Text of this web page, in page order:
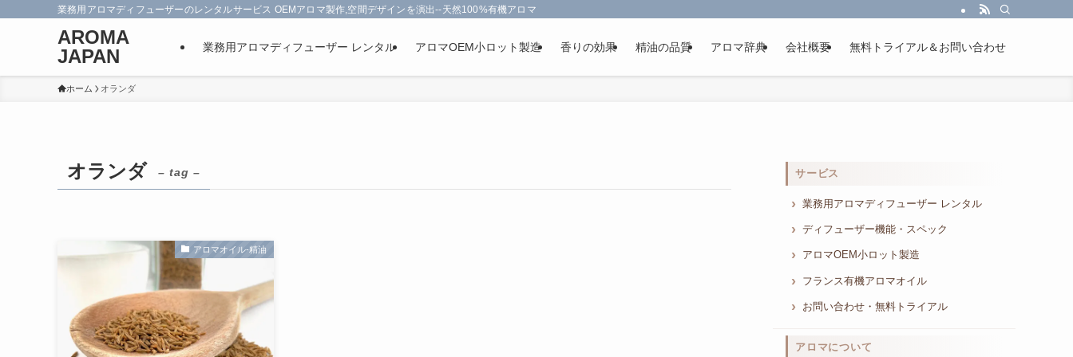
業務用アロマディフューザーのレンタルサービス OEMアロマ製作,空間デザインを演出--天然100%有機アロマオイルを使用-フランス政府認定
AROMA
JAPAN
業務用アロマディフューザー レンタル アロマOEM小ロット製造 香りの効果 精油の品質 アロマ辞典 会社概要 無料トライアル＆お問い合わせ
ホーム オランダ
オランダ – tag –
アロマオイル-精油
サービス
業務用アロマディフューザー レンタル
ディフューザー機能・スペック
アロマOEM小ロット製造
フランス有機アロマオイル
お問い合わせ・無料トライアル
アロマについて